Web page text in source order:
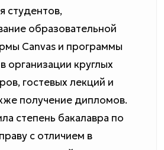
студентов,
образовательной
Canvas и программы
организации круглых
гостевых лекций и
получение дипломов.
степень бакалавра по
с отличием в